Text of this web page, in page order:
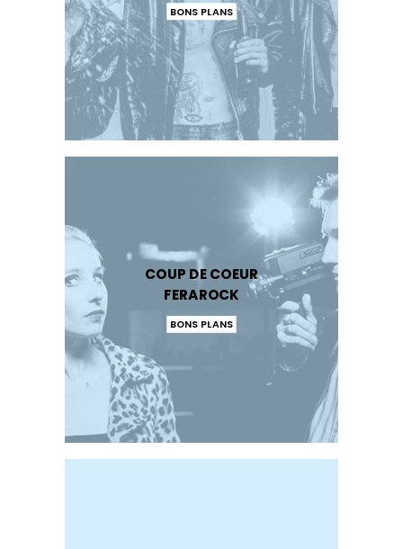
BONS PLANS
COUP DE COEUR
FERAROCK
BONS PLANS